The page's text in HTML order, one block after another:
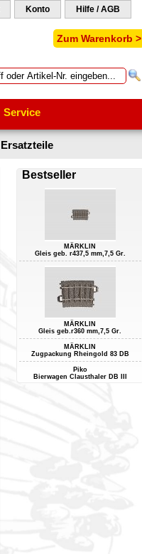
Konto Hilfe / AGB
Zum Warenkorb >
Service
Ersatzteile
Bestseller
MÄRKLIN
Gleis geb. r437,5 mm,7,5 Gr.
MÄRKLIN
Gleis geb.r360 mm,7,5 Gr.
MÄRKLIN
Zugpackung Rheingold 83 DB
Piko
Bierwagen Clausthaler DB III